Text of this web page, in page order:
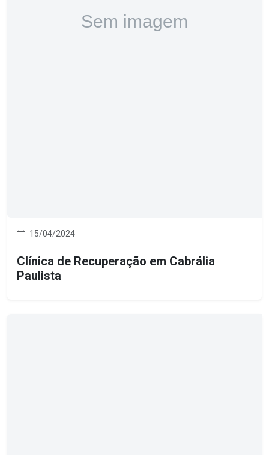
15/04/2024
Clínica de Recuperação em Cabrália
Paulista